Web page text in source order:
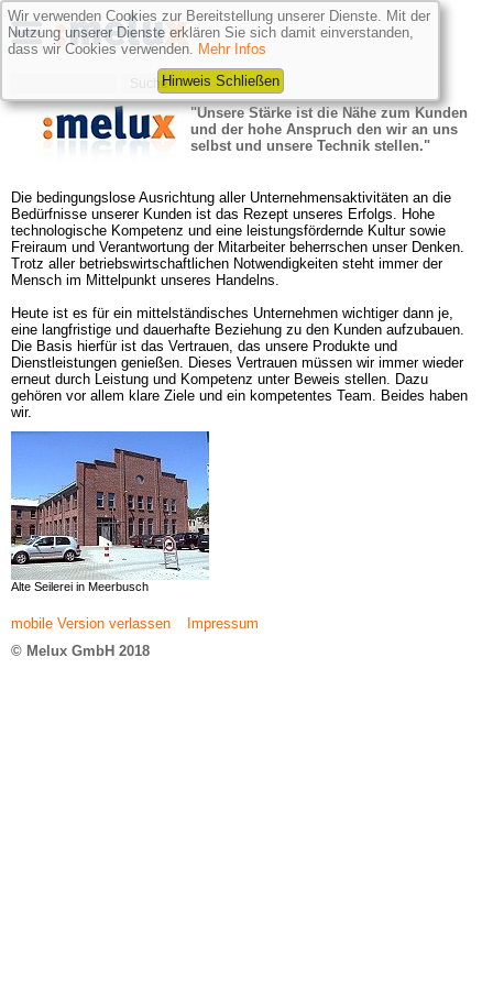
"Unsere Stärke ist die Nähe zum Kunden
und der hohe Anspruch den wir an uns
selbst und unsere Technik stellen."
Die bedingungslose Ausrichtung aller Unternehmensaktivitäten an die
Bedürfnisse unserer Kunden ist das Rezept unseres Erfolgs. Hohe
technologische Kompetenz und eine leistungsfördernde Kultur sowie
Freiraum und Verantwortung der Mitarbeiter beherrschen unser Denken.
Trotz aller betriebswirtschaftlichen Notwendigkeiten steht immer der
Mensch im Mittelpunkt unseres Handelns.
Heute ist es für ein mittelständisches Unternehmen wichtiger dann je,
eine langfristige und dauerhafte Beziehung zu den Kunden aufzubauen.
Die Basis hierfür ist das Vertrauen, das unsere Produkte und
Dienstleistungen genießen. Dieses Vertrauen müssen wir immer wieder
erneut durch Leistung und Kompetenz unter Beweis stellen. Dazu
gehören vor allem klare Ziele und ein kompetentes Team. Beides haben
wir.
Alte Seilerei in Meerbusch
mobile Version verlassen
Impressum
© Melux GmbH 2018
Wir verwenden Cookies zur Bereitstellung unserer Dienste. Mit der
Nutzung unserer Dienste erklären Sie sich damit einverstanden,
dass wir Cookies verwenden. Mehr Infos
Hinweis Schließen